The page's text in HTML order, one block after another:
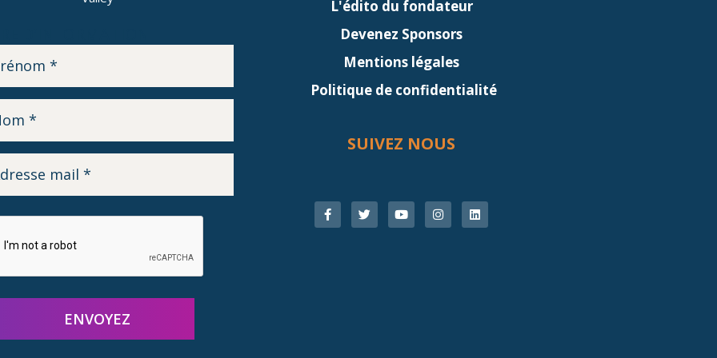
L'édito du fondateur
Devenez Sponsors
Mentions légales
Politique de confidentialité
SUIVEZ NOUS